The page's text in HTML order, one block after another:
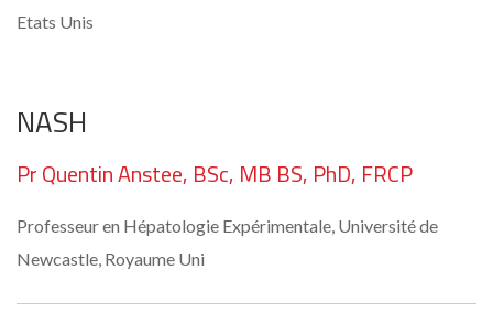
Etats Unis
NASH
Pr Quentin Anstee, BSc, MB BS, PhD, FRCP
Professeur en Hépatologie Expérimentale, Université de
Newcastle, Royaume Uni